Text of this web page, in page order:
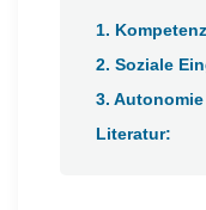
1.
2. Soziale
3. Autonomie
Literatur: